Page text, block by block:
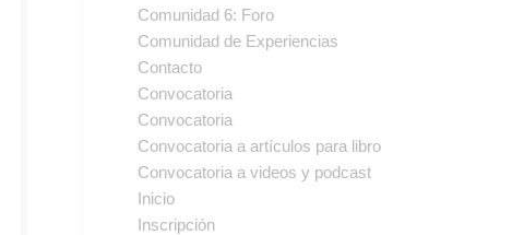
Comunidad 6: Foro
Comunidad de Experiencias
Contacto
Convocatoria
Convocatoria
Convocatoria a artículos para libro
Convocatoria a videos y podcast
Inicio
Inscripción